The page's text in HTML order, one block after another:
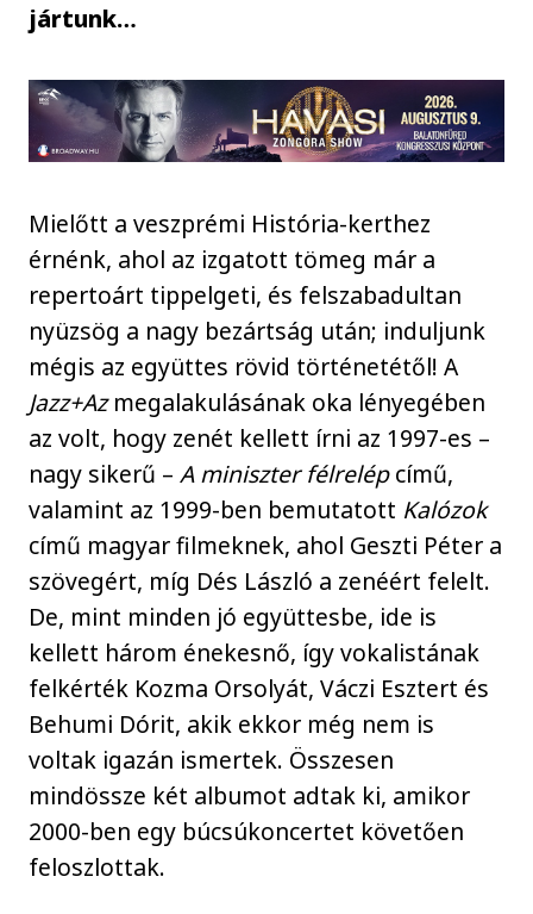
jártunk…
Mielőtt a veszprémi História-kerthez
érnénk, ahol az izgatott tömeg már a
repertoárt tippelgeti, és felszabadultan
nyüzsög a nagy bezártság után; induljunk
mégis az együttes rövid történetétől! A
Jazz+Azmegalakulásának oka lényegében
az volt, hogy zenét kellett írni az 1997-es –
nagy sikerű –A miniszter félrelépcímű,
valamint az 1999-ben bemutatott Kalózok
című magyar filmeknek, ahol Geszti Péter a
szövegért, míg Dés László a zenéért felelt.
De, mint minden jó együttesbe, ide is
kellett három énekesnő, így vokalistának
felkérték Kozma Orsolyát, Váczi Esztert és
Behumi Dórit, akik ekkor még nem is
voltak igazán ismertek. Összesen
mindössze két albumot adtak ki, amikor
2000-ben egy búcsúkoncertet követően
feloszlottak.